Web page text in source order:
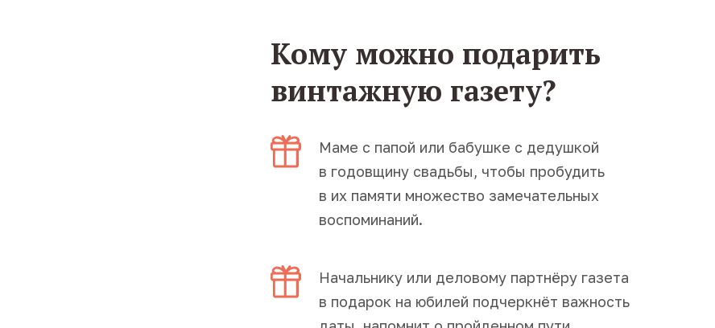
Кому можно подарить
винтажную газету?
Маме с папой или бабушке с дедушкой
в годовщину свадьбы, чтобы пробудить
в их памяти множество замечательных
воспоминаний.
Начальнику или деловому партнёру газета
в подарок на юбилей подчеркнёт важность